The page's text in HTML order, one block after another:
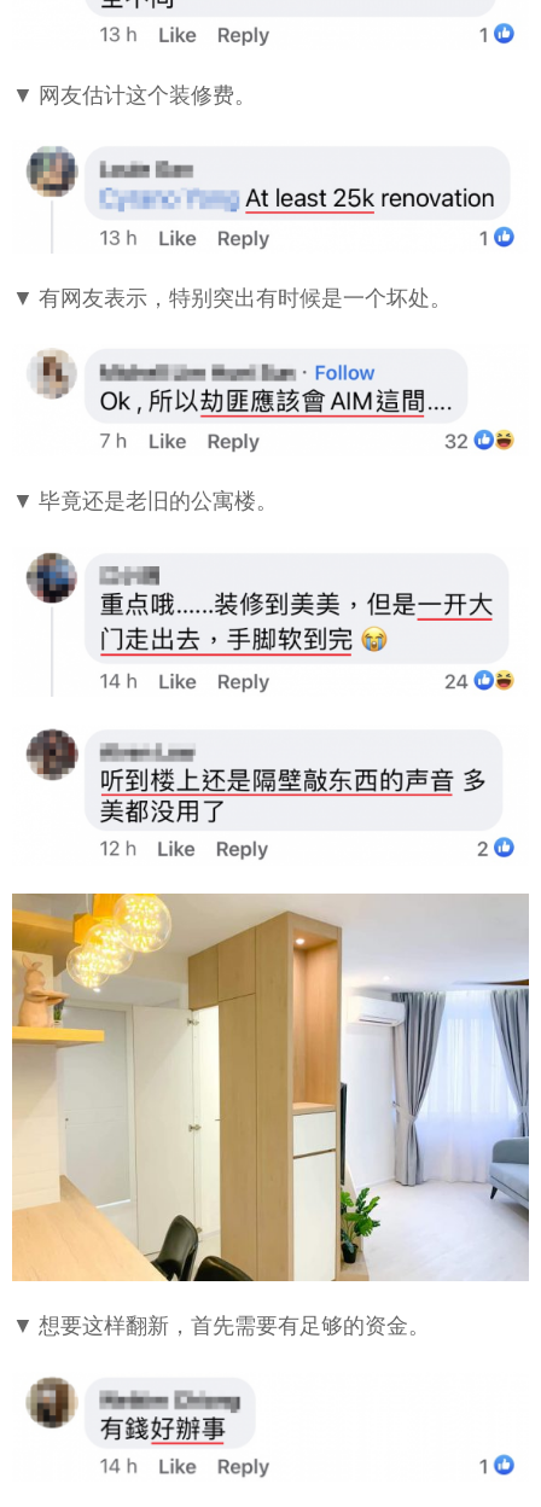
▼ 网友估计这个装修费。
▼ 有网友表示，特别突出有时候是一个坏处。
▼ 毕竟还是老旧的公寓楼。
▼ 想要这样翻新，首先需要有足够的资金。